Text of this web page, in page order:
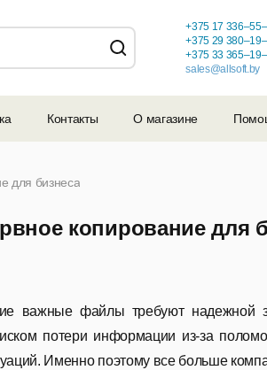
+375 17
+375 29
+375 33
sales@allsoft.by
Контакты О магазине
для бизнеса
копирование для
важные файлы требуют надежной
потери информации из-за
Именно поэтому все больше